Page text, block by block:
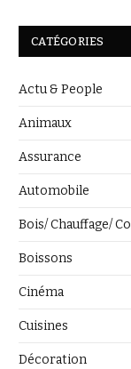
CATÉGORIES
Actu & People
Animaux
Assurance
Automobile
Bois/ Chauffage/
Boissons
Cinéma
Cuisines
Décoration